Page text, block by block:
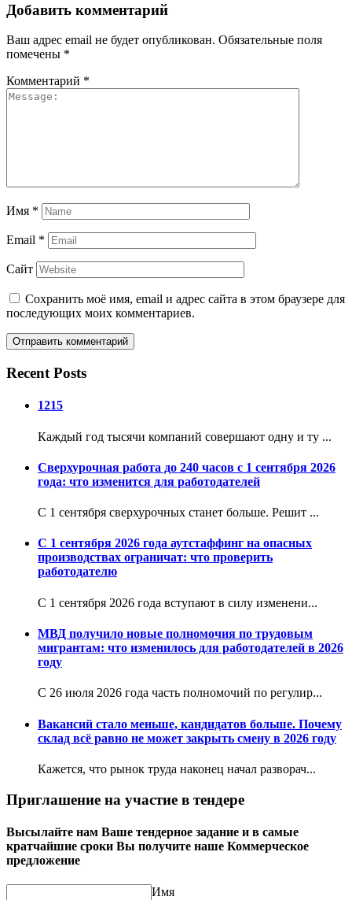
Добавить комментарий
Ваш адрес email не будет опубликован. Обязательные поля
помечены *
Комментарий *
Имя *
Email *
Сайт
Сохранить моё имя, email и адрес сайта в этом браузере для
последующих моих комментариев.
Recent Posts
1215
Каждый год тысячи компаний совершают одну и ту ...
Сверхурочная работа до 240 часов с 1 сентября 2026
года: что изменится для работодателей
С 1 сентября сверхурочных станет больше. Решит ...
С 1 сентября 2026 года аутстаффинг на опасных
производствах ограничат: что проверить
работодателю
С 1 сентября 2026 года вступают в силу изменени...
МВД получило новые полномочия по трудовым
мигрантам: что изменилось для работодателей в 2026
году
С 26 июля 2026 года часть полномочий по регулир...
Вакансий стало меньше, кандидатов больше. Почему
склад всё равно не может закрыть смену в 2026 году
Кажется, что рынок труда наконец начал разворач...
Приглашение на участие в тендере
Высылайте нам Ваше тендерное задание и в самые
кратчайшие сроки Вы получите наше Коммерческое
предложение
Имя